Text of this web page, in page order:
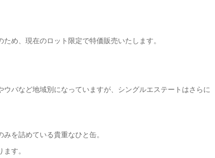
め、現在のロット限定で特価販売いたします。
バなど地域別になっていますが、シングルエステートはさらに
を詰めている貴重なひと缶。
す。